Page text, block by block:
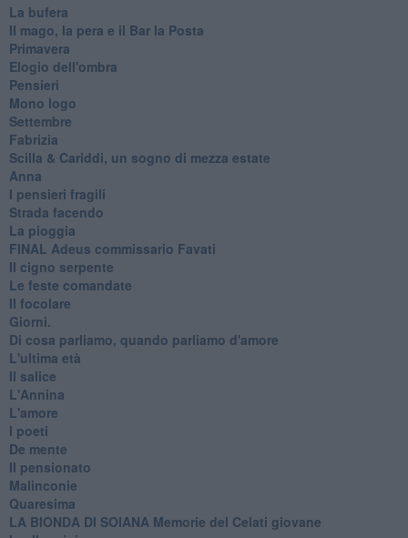
La bufera
Il mago, la pera e il Bar la Posta
Primavera
Elogio dell'ombra
Pensieri
Mono logo
Settembre
Fabrizia
​Scilla & Cariddi, un sogno di mezza estate
Anna
I pensieri fragili
Strada facendo
La pioggia
FINAL Adeus commissario Favati
Il cigno serpente
Le feste comandate
Il focolare
Giorni.
Di cosa parliamo, quando parliamo d'amore
L'ultima età
Il salice
L'Annina
L'amore
I poeti
De mente
Il pensionato
Malinconie
Quaresima
LA BIONDA DI SOIANA Memorie del Celati giovane